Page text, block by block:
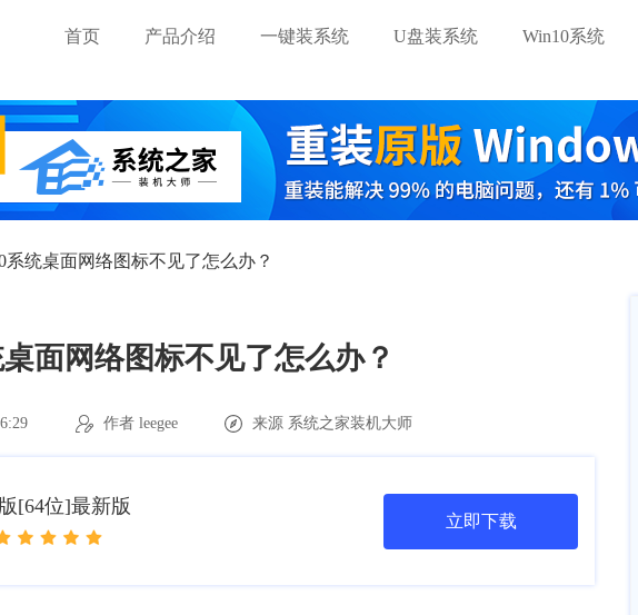
首页 产品介绍 一键装系统 U盘装系统 Win10系统
系统桌面网络图标不见了怎么办？
面网络图标不见了怎么办？
作者 leegee 来源 系统之家装机大师
[64位]最新版
立即下载